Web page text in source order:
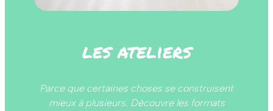
les ateliers
Parce que certaines choses se construisent
mieux à plusieurs. Découvre les formats